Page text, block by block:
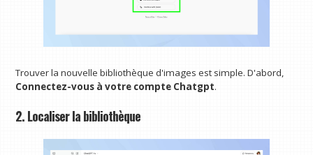
Trouver la nouvelle bibliothèque d'images est simple. D'abord,
Connectez-vous à votre compte Chatgpt.
2. Localiser la bibliothèque